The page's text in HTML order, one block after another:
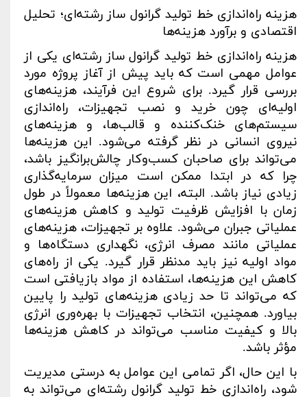
هزینه راه‌اندازی خط تولید گرانول ساز رشته‌ای؛ تحلیل
اقتصادی و برآورد هزینه‌ها
هزینه راه‌اندازی خط تولید گرانول ساز رشته‌ای یکی از
عوامل مهمی است که باید پیش از آغاز پروژه مورد
بررسی قرار گیرد. برای شروع این فرآیند، هزینه‌های
اولیه‌ای چون خرید و نصب تجهیزات، راه‌اندازی
سیستم‌های خنک‌کننده و قالب‌ها، و هزینه‌های
نیروی انسانی در نظر گرفته می‌شود. این هزینه‌ها
می‌تواند برای صاحبان کسب‌وکار چالش‌برانگیز باشد،
چرا که در ابتدا ممکن است میزان سرمایه‌گذاری
زیادی نیاز باشد. البته، این هزینه‌ها معمولاً در طول
زمان با افزایش ظرفیت تولید و کاهش هزینه‌های
عملیاتی جبران می‌شود. علاوه بر تجهیزات، هزینه‌های
عملیاتی مانند مصرف انرژی، نگهداری دستگاه‌ها و
مواد اولیه نیز باید مدنظر قرار گیرد. یکی از راه‌های
کاهش این هزینه‌ها، استفاده از مواد بازیافتی است
که می‌تواند تا حد زیادی هزینه‌های تولید را پایین
بیاورد. همچنین، انتخاب تجهیزات با بهره‌وری انرژی
بالا و کیفیت مناسب می‌تواند در کاهش هزینه‌ها
مؤثر باشد.
با این حال، اگر تمامی این عوامل به درستی مدیریت
شود، راه‌اندازی خط تولید گرانول رشته‌ای می‌تواند به